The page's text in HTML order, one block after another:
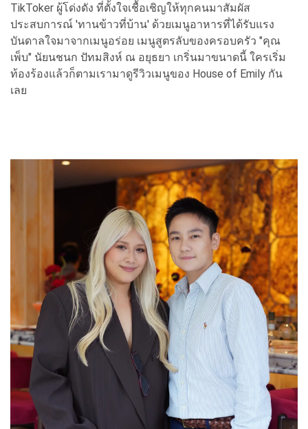
TikToker ผู้โด่งดัง ที่ตั้งใจเชื้อเชิญให้ทุกคนมาสัมผัส
ประสบการณ์ 'ทานข้าวที่บ้าน' ด้วยเมนูอาหารที่ได้รับแรง
บันดาลใจมาจากเมนูอร่อย เมนูสูตรลับของครอบครัว "คุณ
เพ็บ" นัยนชนก ปัทมสิงห์ ณ อยุธยา เกริ่นมาขนาดนี้ ใครเริ่ม
ท้องร้องแล้วก็ตามเรามาดูรีวิวเมนูของ House of Emily กัน
เลย